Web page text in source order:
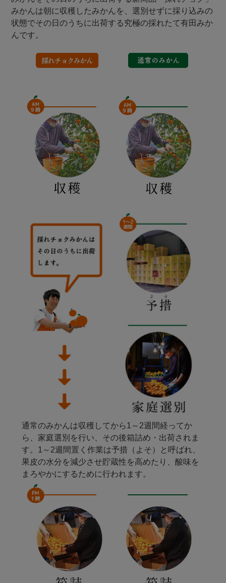
みかんは朝に収穫したみかんを、選別せずに採り込みの
状態でその日のうちに出荷する究極の採れたて有田みか
んです。
通常のみかんは収穫してから1～2週間経ってか
ら、家庭選別を行い、その後箱詰め・出荷されま
す。1～2週間置く作業は予措（よそ）と呼ばれ、
果皮の水分を減少させ貯蔵性を高めたり、酸味を
まろやかにするために行われます。